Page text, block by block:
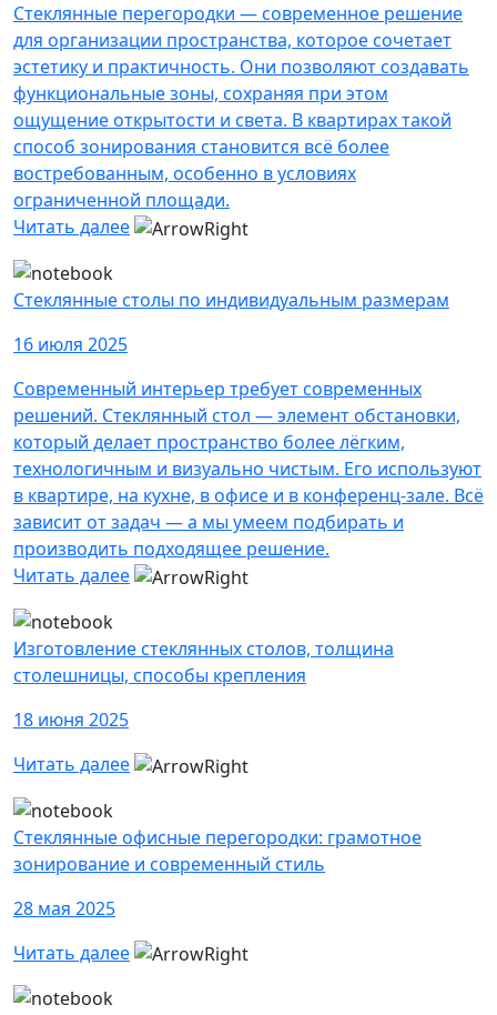
Стеклянные перегородки — современное решение
для организации пространства, которое сочетает
эстетику и практичность. Они позволяют создавать
функциональные зоны, сохраняя при этом
ощущение открытости и света. В квартирах такой
способ зонирования становится всё более
востребованным, особенно в условиях
ограниченной площади.
Читать далее
Стеклянные столы по индивидуальным размерам
16 июля 2025
Современный интерьер требует современных
решений. Стеклянный стол — элемент обстановки,
который делает пространство более лёгким,
технологичным и визуально чистым. Его используют
в квартире, на кухне, в офисе и в конференц-зале. Всё
зависит от задач — а мы умеем подбирать и
производить подходящее решение.
Читать далее
Изготовление стеклянных столов, толщина
столешницы, способы крепления
18 июня 2025
Читать далее
Стеклянные офисные перегородки: грамотное
зонирование и современный стиль
28 мая 2025
Читать далее